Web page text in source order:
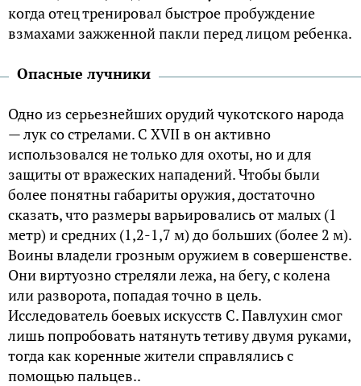
когда отец тренировал быстрое пробуждение
взмахами зажженной пакли перед лицом ребенка.
Опасные лучники
Одно из серьезнейших орудий чукотского народа
— лук со стрелами. С XVII в он активно
использовался не только для охоты, но и для
защиты от вражеских нападений. Чтобы были
более понятны габариты оружия, достаточно
сказать, что размеры варьировались от малых (1
метр) и средних (1,2-1,7 м) до больших (более 2 м).
Воины владели грозным оружием в совершенстве.
Они виртуозно стреляли лежа, на бегу, с колена
или разворота, попадая точно в цель.
Исследователь боевых искусств С. Павлухин смог
лишь попробовать натянуть тетиву двумя руками,
тогда как коренные жители справлялись с
помощью пальцев..